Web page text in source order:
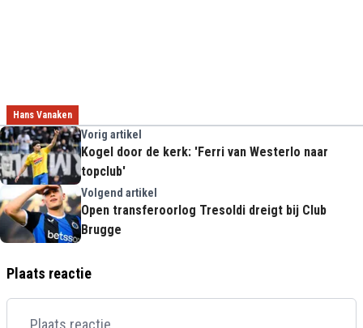
Hans Vanaken
Vorig artikel
Kogel door de kerk: 'Ferri van Westerlo naar
topclub'
Volgend artikel
Open transferoorlog Tresoldi dreigt bij Club
Brugge
Plaats reactie